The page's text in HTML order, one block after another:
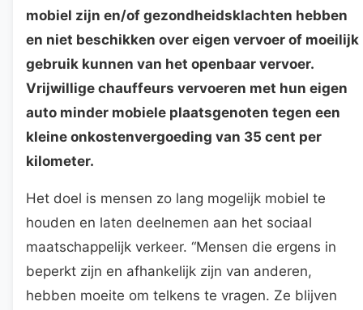
mobiel zijn en/of gezondheidsklachten hebben
en niet beschikken over eigen vervoer of moeilijk
gebruik kunnen van het openbaar vervoer.
Vrijwillige chauffeurs vervoeren met hun eigen
auto minder mobiele plaatsgenoten tegen een
kleine onkostenvergoeding van 35 cent per
kilometer.
Het doel is mensen zo lang mogelijk mobiel te
houden en laten deelnemen aan het sociaal
maatschappelijk verkeer. “Mensen die ergens in
beperkt zijn en afhankelijk zijn van anderen,
hebben moeite om telkens te vragen. Ze blijven